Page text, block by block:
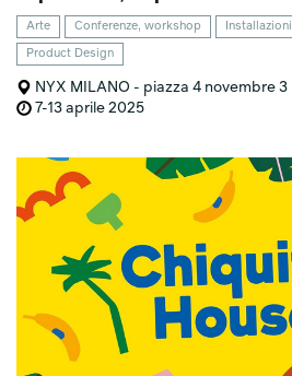
Arte Conferenze, workshop Installazioni
Product Design
NYX MILANO - piazza 4 novembre 3
7-13 aprile 2025